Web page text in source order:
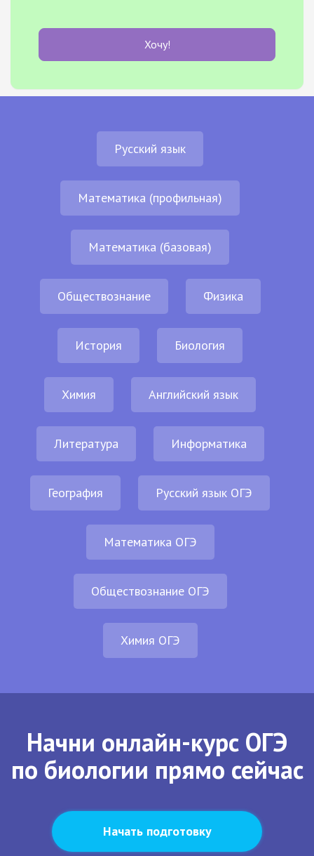
Хочу!
Русский язык
Математика (профильная)
Математика (базовая)
Обществознание Физика
История Биология
Химия Английский язык
Литература Информатика
География Русский язык ОГЭ
Математика ОГЭ
Обществознание ОГЭ
Химия ОГЭ
Начни онлайн-курс ОГЭ
по биологии прямо сейчас
Начать подготовку